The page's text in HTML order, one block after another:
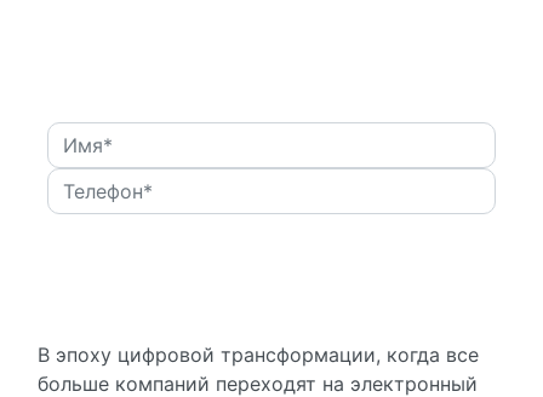
В эпоху цифровой трансформации, когда все
больше компаний переходят на электронный